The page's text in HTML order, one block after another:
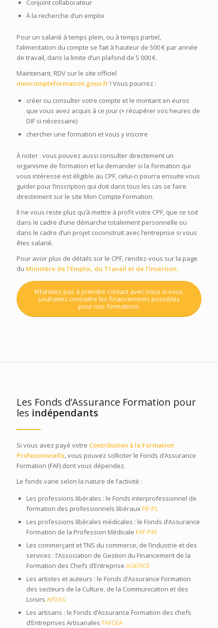
Conjoint collaborateur
À la recherche d’un emploi
Pour un salarié à temps plein, ou à temps partiel,
l’alimentation du compte se fait à hauteur de 500 €par année
de travail, dans la limite d’un plafond de 5 000 €.
Maintenant, RDV sur le site officiel
moncompteformation.gouv.fr ! Vous pourrez :
créer ou consulter votre compte et le montant en euros
que vous avez acquis à ce jour (+ récupérer vos heures de
DIF si nécessaire)
chercher une formation et vous y inscrire
À noter : vous pouvez aussi consulter directement un
organisme de formation et lui demander si la formation qui
vous intéresse est éligible au CPF, celui-ci pourra ensuite vous
guider pour l’inscription qui doit dans tous les cas se faire
directement sur le site Mon Compte Formation.
Il ne vous reste plus qu’à mettre à profit votre CPF, que ce soit
dans le cadre d’une démarche totalement personnelle ou
dans le cadre d’un projet coconstruit avec l’entreprise si vous
êtes salarié.
Pour avoir plus de détails sur le CPF, rendez-vous sur la page
du Ministère de l’Emploi, du Travail et de l’Insertion.
N’hésitez pas à prendre contact avec nous si vous
souhaitez connaitre les financements possibles
pour nos formations
Les Fonds d’Assurance Formation pour
les indépendants
Si vous avez payé votre Contribution à la Formation
Professionnelle, vous pouvez solliciter le Fonds d’Assurance
Formation (FAF) dont vous dépendez.
Le fonds varie selon la nature de l’activité :
Les professions libérales : le Fonds interprofessionnel de
formation des professionnels libérauxFIF-PL
Les professions libérales médicales : le Fonds d’Assurance
Formation de la Profession Médicale FAF-PM
Les commerçant et TNS du commerce, de l’industrie et des
services : l’Association de Gestion du Financement de la
Formation des Chefs d’Entreprise AGEFICE
Les artistes et auteurs : le Fonds d’Assurance Formation
des secteurs de la Culture, de la Communication et des
Loisirs AFDAS
Les artisans : le Fonds d’Assurance Formation des chefs
d’Entreprises Artisanales FAFCEA